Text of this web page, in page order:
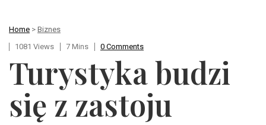
Home > Biznes
1081 Views
7 Mins 0 Comments
Turystyka budzi
się z zastoju